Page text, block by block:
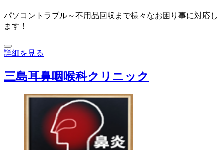
パソコントラブル～不用品回収まで様々なお困り事に対応し
ます！
詳細を見る
三島耳鼻咽喉科クリニック